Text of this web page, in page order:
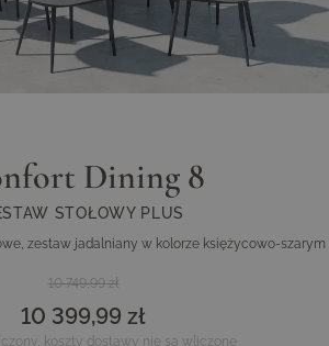
Dining 8
STOŁOWY PLUS
zestaw jadalniany w kolorze księżycowo-szarym
10 749,99 zł
10 399,99 zł
koszty dostawy nie są wliczone